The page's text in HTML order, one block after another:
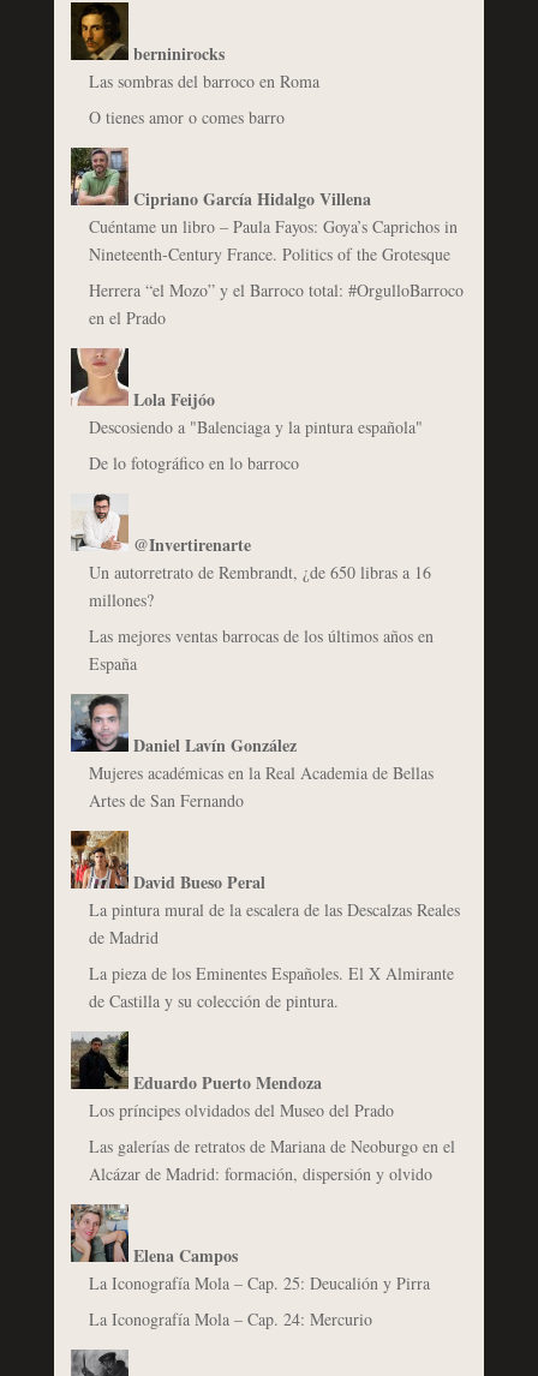
berninirocks
Las sombras del barroco en Roma
O tienes amor o comes barro
Cipriano García Hidalgo Villena
Cuéntame un libro – Paula Fayos: Goya’s Caprichos in
Nineteenth-Century France. Politics of the Grotesque
Herrera “el Mozo” y el Barroco total: #OrgulloBarroco
en el Prado
Lola Feijóo
Descosiendo a "Balenciaga y la pintura española"
De lo fotográfico en lo barroco
@Invertirenarte
Un autorretrato de Rembrandt, ¿de 650 libras a 16
millones?
Las mejores ventas barrocas de los últimos años en
España
Daniel Lavín González
Mujeres académicas en la Real Academia de Bellas
Artes de San Fernando
David Bueso Peral
La pintura mural de la escalera de las Descalzas Reales
de Madrid
La pieza de los Eminentes Españoles. El X Almirante
de Castilla y su colección de pintura.
Eduardo Puerto Mendoza
Los príncipes olvidados del Museo del Prado
Las galerías de retratos de Mariana de Neoburgo en el
Alcázar de Madrid: formación, dispersión y olvido
Elena Campos
La Iconografía Mola – Cap. 25: Deucalión y Pirra
La Iconografía Mola – Cap. 24: Mercurio